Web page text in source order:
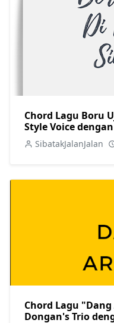
Chord Lagu Boru
Style Voice
SibatakJalanJalan
Chord Lagu
Dongan's Trio